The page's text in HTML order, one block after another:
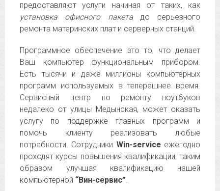
предоставляют услуги начиная от таких, как
установка офисного пакетадо серьезного
ремонта материнских плат и серверных станций.
Программное обеспечение это то, что делает
Ваш компьютер функциональным прибором.
Есть тысячи и даже миллионы компьютерных
программ используемых в теперешнее время.
Сервисный центр по ремонту ноутбуков
недалеко от улицы Медынская, может оказать
услугу по поддержке главных программ и
помочь клиенту реализовать любые
потребности. Сотрудники Win-service ежегодно
проходят курсы повышения квалификации, таким
образом улучшая квалификацию нашей
компьютерной “Вин-сервис”.